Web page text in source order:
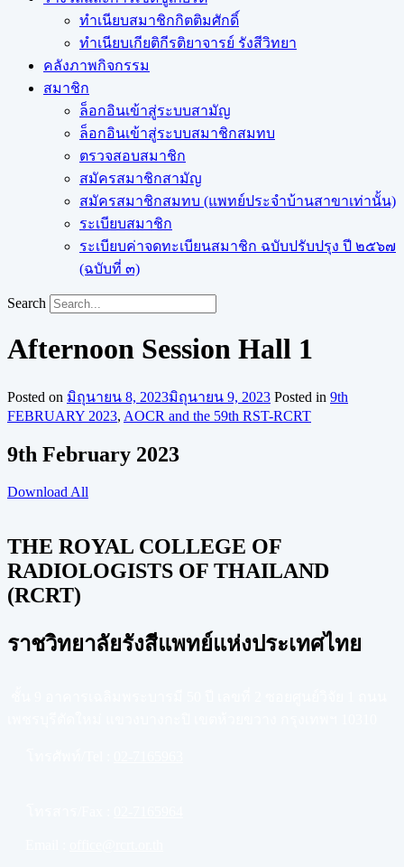
ทำเนียบสมาชิกกิตติมศักดิ์
ทำเนียบเกียติกีรติยาจารย์ รังสีวิทยา
คลังภาพกิจกรรม
สมาชิก
ล็อกอินเข้าสู่ระบบสามัญ
ล็อกอินเข้าสู่ระบบสมาชิกสมทบ
ตรวจสอบสมาชิก
สมัครสมาชิกสามัญ
สมัครสมาชิกสมทบ (แพทย์ประจำบ้านสาขาเท่านั้น)
ระเบียบสมาชิก
ระเบียบค่าจดทะเบียนสมาชิก ฉบับปรับปรุง ปี ๒๕๖๗
(ฉบับที่ ๓)
Search
Afternoon Session Hall 1
Posted on มิถุนายน 8, 2023มิถุนายน 9, 2023 Posted in 9th
FEBRUARY 2023, AOCR and the 59th RST-RCRT
9th February 2023
Download All
THE ROYAL COLLEGE OF
RADIOLOGISTS OF THAILAND
(RCRT)
ราชวิทยาลัยรังสีแพทย์แห่งประเทศไทย